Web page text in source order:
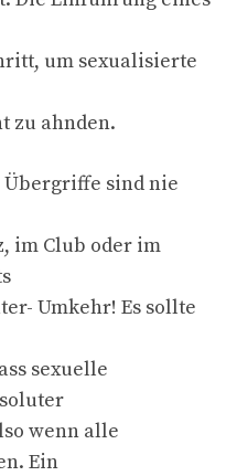
um sexualisierte
zu ahnden.
Übergriffe sind nie
im Club oder im
Umkehr! Es sollte
sexuelle
wenn alle
Ein